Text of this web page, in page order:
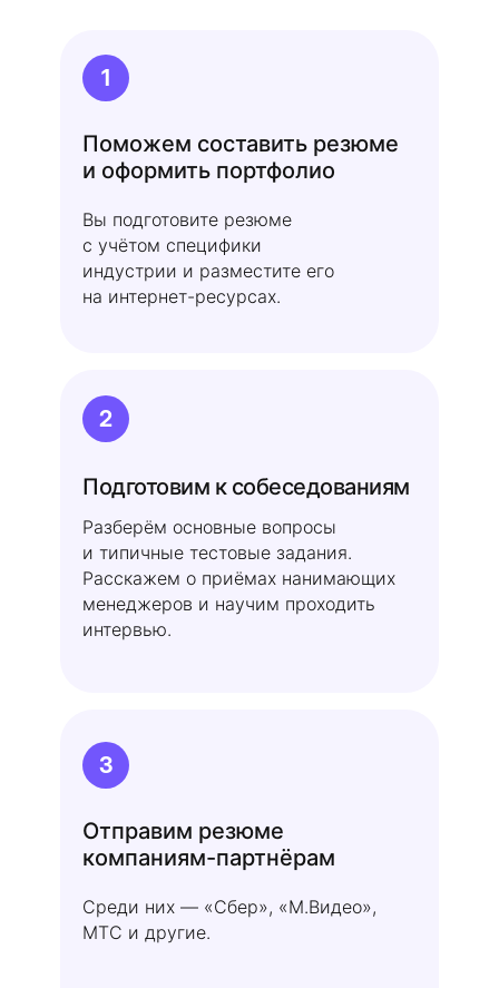
Поможем составить резюме
и оформить портфолио
1
Вы подготовите резюме
с учётом специфики
индустрии и разместите его
на интернет-ресурсах.
Подготовим к собеседованиям
2
Разберём основные вопросы
и типичные тестовые задания.
Расскажем о приёмах нанимающих
менеджеров и научим проходить
интервью.
Отправим резюме
компаниям-партнёрам
3
Среди них — «Сбер», «М.Видео»,
МТС и другие.